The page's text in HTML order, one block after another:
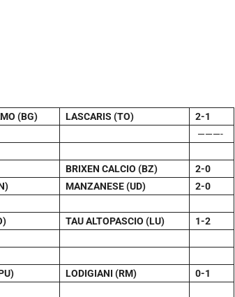
(BG) LASCARIS (TO)
2-1
———-
BRIXEN CALCIO (BZ)
2-0
MANZANESE (UD) 2-0
TAU ALTOPASCIO (LU)
1-2
LODIGIANI (RM)
0-1